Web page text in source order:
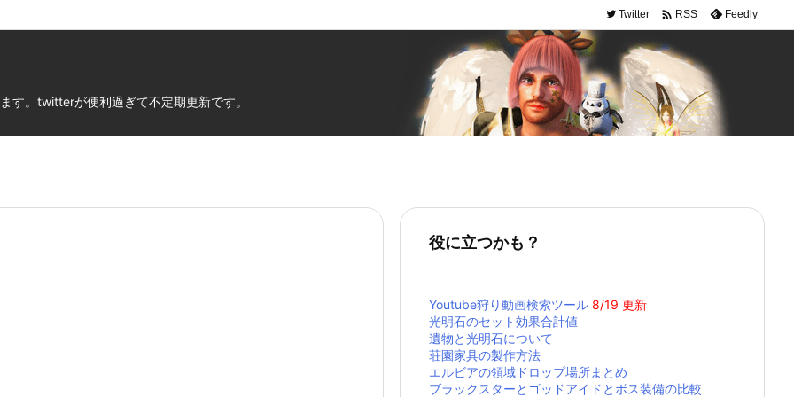
Twitter  RSS Feedly
す。twitterが便利過ぎて不定期更新です。
役に立つかも？
Youtube狩り動画検索ツール 8/19 更新
光明石のセット効果合計値
遺物と光明石について
荘園家具の製作方法
エルビアの領域ドロップ場所まとめ
ブラックスターとゴッドアイドとボス装備の比較